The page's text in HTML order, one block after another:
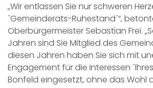
„Wir entlassen Sie nur schweren
`Gemeinderats-Ruhestand´“,
Oberbürgermeister Sebastian Frei.
Jahren sind Sie Mitglied des
diesen Jahren haben Sie sich mit
Engagement für die Interessen
Bonfeld eingesetzt, ohne das Wohl